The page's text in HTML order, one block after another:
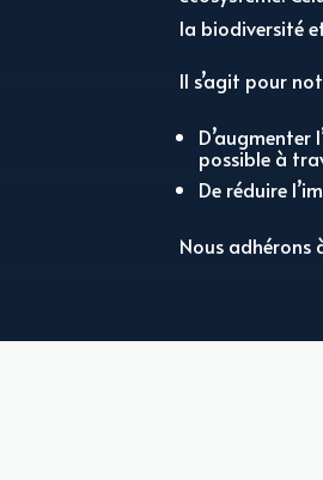
la biodiversité
Il s’agit pour
possible à
De réduire
Nous adhérons